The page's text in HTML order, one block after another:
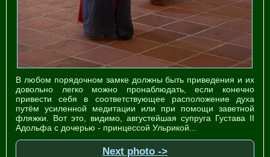
В любом порядочном замке должны быть приведения и их
довольно легко можно пронаблюдать, если конечно
привести себя в соответствующее расположение духа
путём усиленной медитации или при помощи заветной
фляжки. Вот это, видимо, августейшая супруга Густава II
Адольфа с дочерью - принцессой Ульрикой...
Next photo ->